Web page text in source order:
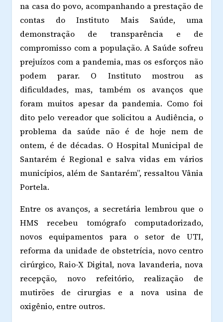
na casa do povo, acompanhando a prestação de
contas do Instituto Mais Saúde, uma
demonstração de transparência e de
compromisso com a população. A Saúde sofreu
prejuízos com a pandemia, mas os esforços não
podem parar. O Instituto mostrou as
dificuldades, mas, também os avanços que
foram muitos apesar da pandemia. Como foi
dito pelo vereador que solicitou a Audiência, o
problema da saúde não é de hoje nem de
ontem, é de décadas. O Hospital Municipal de
Santarém é Regional e salva vidas em vários
municípios, além de Santarém”, ressaltou Vânia
Portela.
Entre os avanços, a secretária lembrou que o
HMS recebeu tomógrafo computadorizado,
novos equipamentos para o setor de UTI,
reforma da unidade de obstetrícia, novo centro
cirúrgico, Raio-X Digital, nova lavanderia, nova
recepção, novo refeitório, realização de
mutirões de cirurgias e a nova usina de
oxigênio, entre outros.